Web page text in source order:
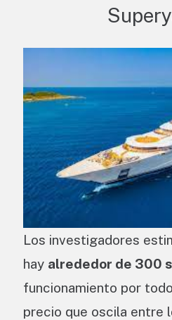
Los investigadores
hay alrededor de 300
funcionamiento por
precio que oscila entre